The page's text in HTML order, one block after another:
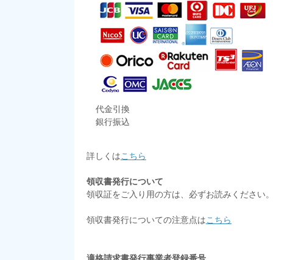
代金引換
銀行振込
詳しくはこちら
領収書発行について
領収証をご入り用の方は、必ずお読みください。
領収書発行についての注意点はこちら